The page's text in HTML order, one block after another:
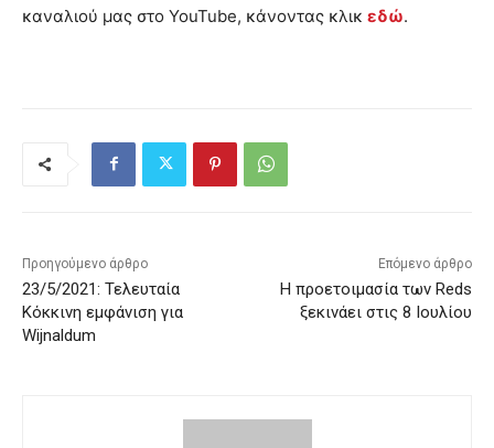
καναλιού μας στο YouTube, κάνοντας κλικ εδώ.
Προηγούμενο άρθρο
23/5/2021: Τελευταία
Κόκκινη εμφάνιση για
Wijnaldum
Επόμενο άρθρο
Η προετοιμασία των Reds
ξεκινάει στις 8 Ιουλίου